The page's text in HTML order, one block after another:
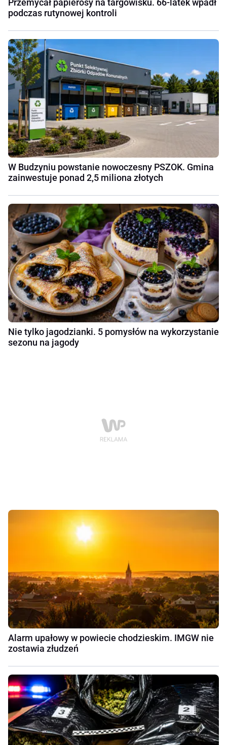
podczas rutynowej kontroli
W Budzyniu powstanie nowoczesny PSZOK. Gmina
zainwestuje ponad 2,5 miliona złotych
Nie tylko jagodzianki. 5 pomysłów na wykorzystanie
sezonu na jagody
Alarm upałowy w powiecie chodzieskim. IMGW nie
zostawia złudzeń